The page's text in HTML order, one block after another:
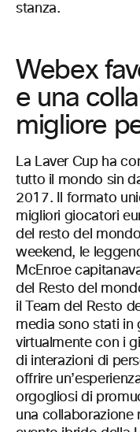
stanza.
Webex
e una
migliore
La Laver Cup ha
tutto il mondo sin
2017. Il formato
migliori giocatori
del resto del
weekend, le
McEnroe
del Resto del
il Team del Resto
media sono stati in
virtualmente con i
di interazioni di
offrire
orgogliosi di
una collaborazione